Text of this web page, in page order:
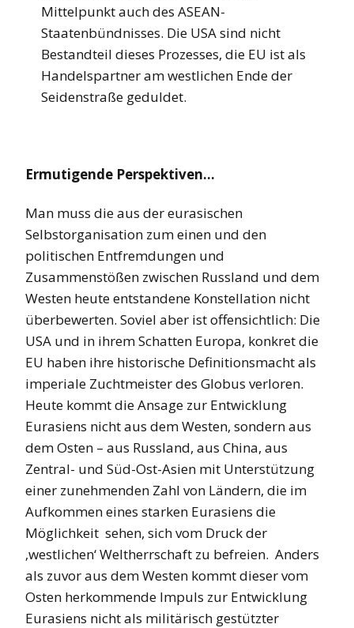
Mittelpunkt auch des ASEAN-
Staatenbündnisses. Die USA sind nicht
Bestandteil dieses Prozesses, die EU ist als
Handelspartner am westlichen Ende der
Seidenstraße geduldet.
Ermutigende Perspektiven…
Man muss die aus der eurasischen
Selbstorganisation zum einen und den
politischen Entfremdungen und
Zusammenstößen zwischen Russland und dem
Westen heute entstandene Konstellation nicht
überbewerten. Soviel aber ist offensichtlich: Die
USA und in ihrem Schatten Europa, konkret die
EU haben ihre historische Definitionsmacht als
imperiale Zuchtmeister des Globus verloren.
Heute kommt die Ansage zur Entwicklung
Eurasiens nicht aus dem Westen, sondern aus
dem Osten – aus Russland, aus China, aus
Zentral- und Süd-Ost-Asien mit Unterstützung
einer zunehmenden Zahl von Ländern, die im
Aufkommen eines starken Eurasiens die
Möglichkeit sehen, sich vom Druck der
‚westlichen‘ Weltherrschaft zu befreien. Anders
als zuvor aus dem Westen kommt dieser vom
Osten herkommende Impuls zur Entwicklung
Eurasiens nicht als militärisch gestützter